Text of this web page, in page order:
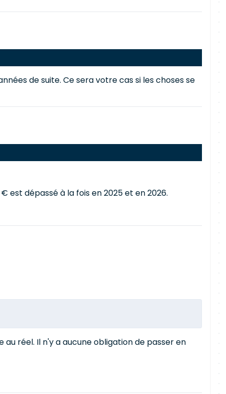
de suite. Ce sera votre cas si les choses se
est dépassé à la fois en 2025 et en 2026.
réel. Il n'y a aucune obligation de passer en